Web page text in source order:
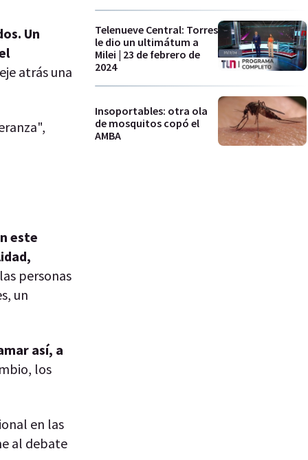
Un
atrás una
este
personas
un
así, a
los
en las
al debate
Telenueve Central: Torres
le dio un ultimátum a
Milei | 23 de febrero de
2024
Insoportables: otra ola
de mosquitos copó el
AMBA